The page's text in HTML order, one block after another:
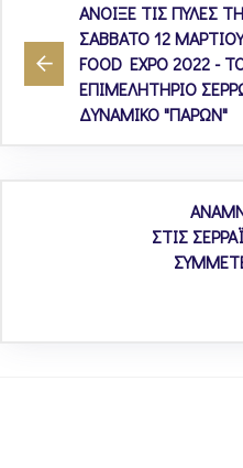
ΑΝΟΙΞΕ ΤΙΣ ΠΥΛΕΣ
ΣΑΒΒΑΤΟ 12
FOOD EXPO 2022 -
ΕΠΙΜΕΛΗΤΗΡΙΟ
ΔΥΝΑΜΙΚΟ "ΠΑΡΩΝ"
ΣΤΙΣ